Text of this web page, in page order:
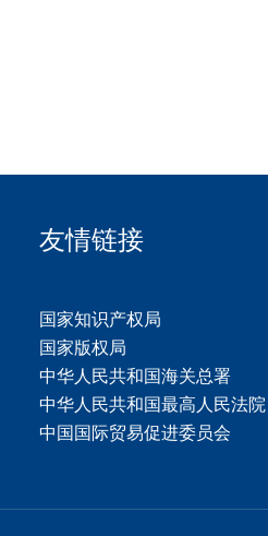
友情链接
国家知识产权局
国家版权局
中华人民共和国海关总署
中华人民共和国最高人民法院
中国国际贸易促进委员会